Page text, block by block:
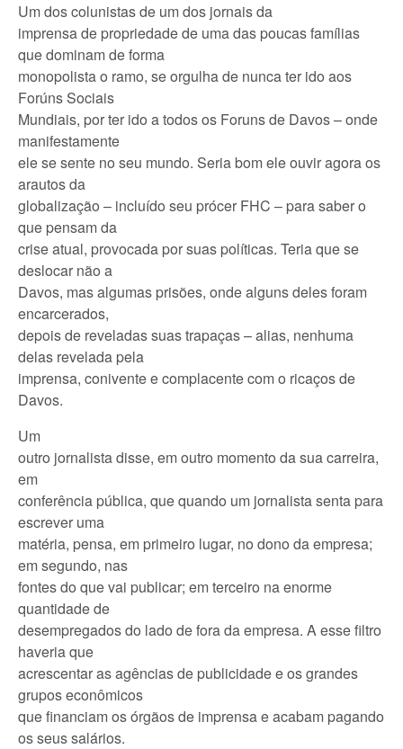
Um dos colunistas de um dos jornais da
imprensa de propriedade de uma das poucas famílias
que dominam de forma
monopolista o ramo, se orgulha de nunca ter ido aos
Forúns Sociais
Mundiais, por ter ido a todos os Foruns de Davos – onde
manifestamente
ele se sente no seu mundo. Seria bom ele ouvir agora os
arautos da
globalização – incluído seu prócer FHC – para saber o
que pensam da
crise atual, provocada por suas políticas. Teria que se
deslocar não a
Davos, mas algumas prisões, onde alguns deles foram
encarcerados,
depois de reveladas suas trapaças – alias, nenhuma
delas revelada pela
imprensa, conivente e complacente com o ricaços de
Davos.
Um
outro jornalista disse, em outro momento da sua carreira,
em
conferência pública, que quando um jornalista senta para
escrever uma
matéria, pensa, em primeiro lugar, no dono da empresa;
em segundo, nas
fontes do que vai publicar; em terceiro na enorme
quantidade de
desempregados do lado de fora da empresa. A esse filtro
haveria que
acrescentar as agências de publicidade e os grandes
grupos econômicos
que financiam os órgãos de imprensa e acabam pagando
os seus salários.